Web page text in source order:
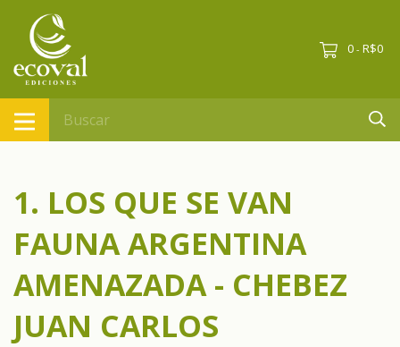
0 - R$0
1. LOS QUE SE VAN
FAUNA ARGENTINA
AMENAZADA - CHEBEZ
JUAN CARLOS